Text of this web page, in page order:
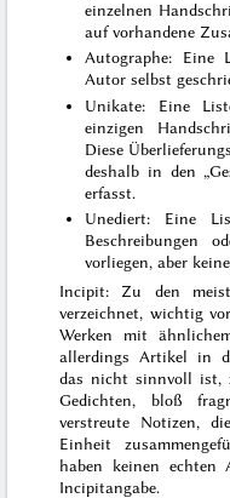
einzelnen
auf vorhandene
Autographe:
Autor selbst
Unikate: Eine
einzigen
Diese
deshalb in den
erfasst.
Unediert: Eine
Beschreibungen
vorliegen, aber
Incipit: Zu den
verzeichnet, wichtig
Werken mit
allerdings Artikel in
das nicht sinnvoll ist,
Gedichten, bloß
verstreute Notizen,
Einheit
haben keinen echten
Incipitangabe.